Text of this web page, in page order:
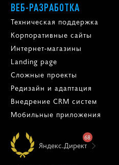
ВЕБ-РАЗРАБОТКА
Техническая поддержка
Корпоративные сайты
Интернет-магазины
Landing page
Сложные проекты
Редизайн и адаптация
Внедрение CRM систем
Мобильные приложения
Яндекс.Директ
68